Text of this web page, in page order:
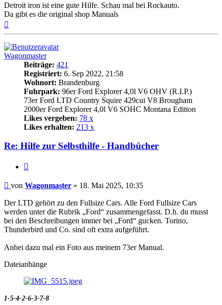
Detroit iron ist eine gute Hilfe. Schau mal bei Rockauto.
Da gibt es die original shop Manuals
Wagonmaster
Beiträge: 421
Registriert: 6. Sep 2022, 21:58
Wohnort: Brandenburg
Fuhrpark: 96er Ford Explorer 4,0l V6 OHV (R.I.P.)
73er Ford LTD Country Squire 429cui V8 Brougham
2000er Ford Explorer 4,0l V6 SOHC Montana Edition
Likes vergeben: 78 x
Likes erhalten: 213 x
Re: Hilfe zur Selbsthilfe - Handbücher
Beitrag
von Wagonmaster » 18. Mai 2025, 10:35
Der LTD gehört zu den Fullsize Cars. Alle Ford Fullsize Cars
werden unter die Rubrik „Ford“ zusammengefasst. D.h. du musst
bei den Beschreibungen immer bei „Ford“ gucken. Torino,
Thunderbird und Co. sind oft extra aufgeführt.
Anbei dazu mal ein Foto aus meinem 73er Manual.
Dateianhänge
1-5-4-2-6-3-7-8